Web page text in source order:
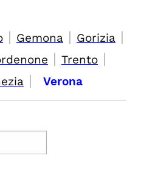
| Gemona | Gorizia |
| Trento |
| Verona